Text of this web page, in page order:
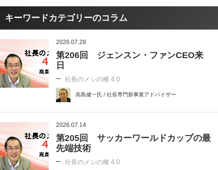
キーワードカテゴリーのコラム
2026.07.28
第206回 ジェンスン・ファンCEO来
日
社長のメシの種 4.0
高島健一氏 / 社長専門新事業アドバイザー
2026.07.14
第205回 サッカーワールドカップの最
先端技術
社長のメシの種 4.0